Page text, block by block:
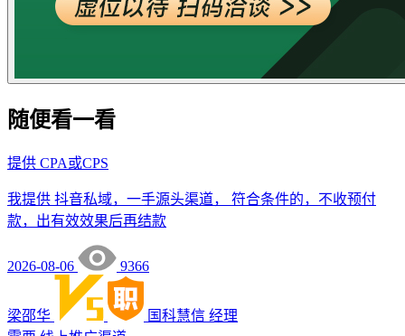
随便看一看
提供 CPA或CPS
我提供 抖音私域，一手源头渠道， 符合条件的，不收预付
款，出有效效果后再结款
2026-08-06 9366
梁邵华 国科慧信 经理